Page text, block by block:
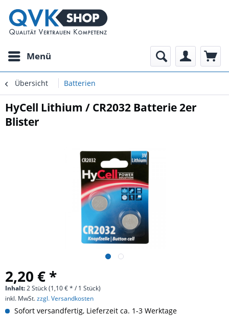
Menü
Übersicht Batterien
HyCell Lithium / CR2032 Batterie 2er
Blister
2,20 € *
Inhalt:2 Stück (1,10 € * / 1 Stück)
inkl. MwSt.zzgl. Versandkosten
Sofort versandfertig, Lieferzeit ca. 1-3 Werktage